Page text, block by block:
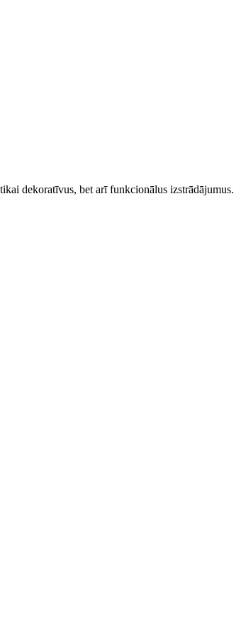
dekoratīvus, bet arī funkcionālus izstrādājumus.